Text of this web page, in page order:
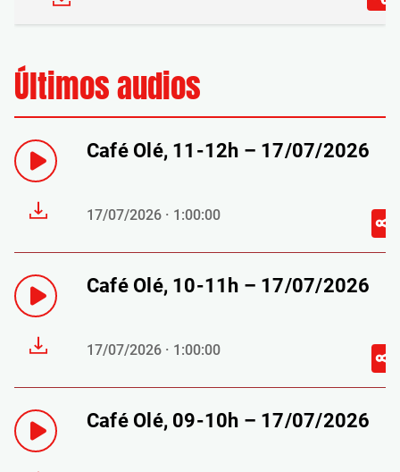
Últimos audios
Café Olé, 11-12h – 17/07/2026
17/07/2026 · 1:00:00
Café Olé, 10-11h – 17/07/2026
17/07/2026 · 1:00:00
Café Olé, 09-10h – 17/07/2026